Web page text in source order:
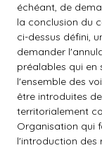
échéant, de
la conclusion du
ci-dessus défini,
demander
préalables qui en
l'ensemble des
être introduites
territorialement
Organisation qui
l'introduction des